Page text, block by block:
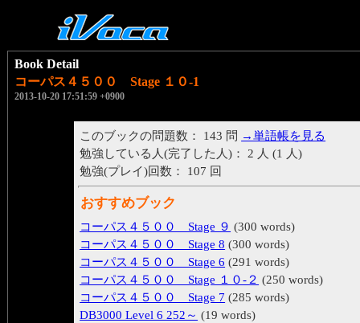
Book Detail
コーパス４５００ Stage １０-1
2013-10-20 17:51:59 +0900
このブックの問題数： 143 問 →単語帳を見る
勉強している人(完了した人)： 2 人 (1 人)
勉強(プレイ)回数： 107 回
おすすめブック
コーパス４５００ Stage ９ (300 words)
コーパス４５００ Stage 8 (300 words)
コーパス４５００ Stage 6 (291 words)
コーパス４５００ Stage １０-２ (250 words)
コーパス４５００ Stage 7 (285 words)
DB3000 Level 6 252～ (19 words)